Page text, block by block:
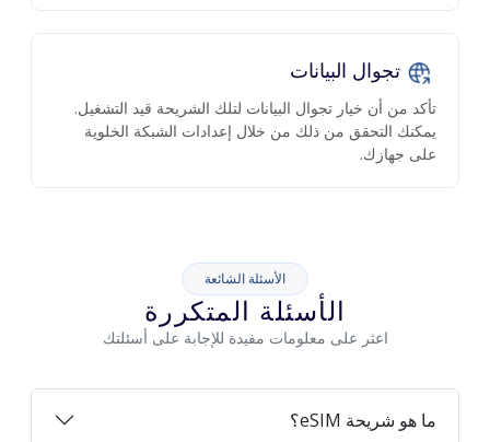
تجوال البيانات
تأكد من أن خيار تجوال البيانات لتلك الشريحة قيد التشغيل.
يمكنك التحقق من ذلك من خلال إعدادات الشبكة الخلوية
على جهازك.
الأسئلة الشائعة
الأسئلة المتكررة
اعثر على معلومات مفيدة للإجابة على أسئلتك
ما هو شريحة eSIM؟